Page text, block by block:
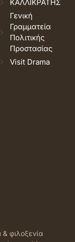
ΚΑΛΛΙΚΡΑΤΗΣ
Γενική
Γραμματεία
Πολιτικής
Προστασίας
Visit Drama
& φιλοξενία